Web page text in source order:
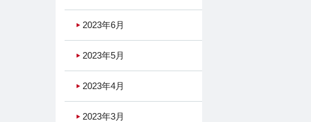
2023年6月
2023年5月
2023年4月
2023年3月